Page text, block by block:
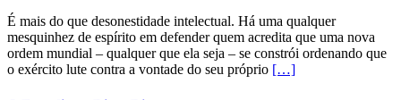
É mais do que desonestidade intelectual. Há uma qualquer
mesquinhez de espírito em defender quem acredita que uma nova
ordem mundial – qualquer que ela seja – se constrói ordenando que
o exército lute contra a vontade do seu próprio […]